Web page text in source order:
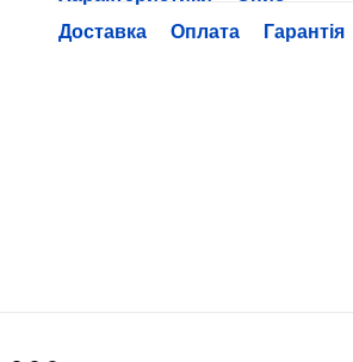
Доставка
Оплата Гарантія